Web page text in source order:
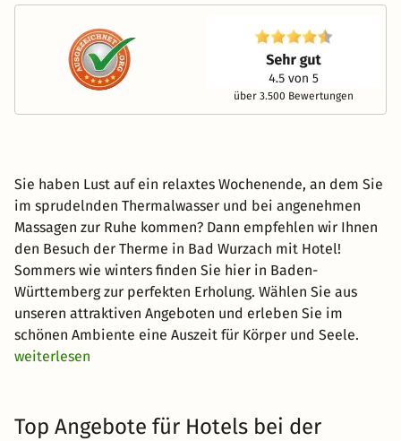
über 3.500 Bewertungen
Sie haben Lust auf ein relaxtes Wochenende, an dem Sie
im sprudelnden Thermalwasser und bei angenehmen
Massagen zur Ruhe kommen? Dann empfehlen wir Ihnen
den Besuch der Therme in Bad Wurzach mit Hotel!
Sommers wie winters finden Sie hier in Baden-
Württemberg zur perfekten Erholung. Wählen Sie aus
unseren attraktiven Angeboten und erleben Sie im
schönen Ambiente eine Auszeit für Körper und Seele.
weiterlesen
Top Angebote für Hotels bei der